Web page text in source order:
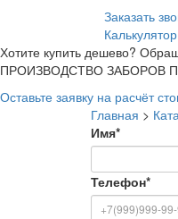
Заказать
Калькулятор
Хотите купить дешево?
ПРОИЗВОДСТВО ЗАБОРОВ
Оставьте заявку на расчёт
Главная >
Имя*
Телефон*